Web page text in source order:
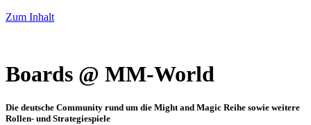
Zum Inhalt
Boards @ MM-World
Die deutsche Community rund um die Might and Magic Reihe sowie weitere
Rollen- und Strategiespiele